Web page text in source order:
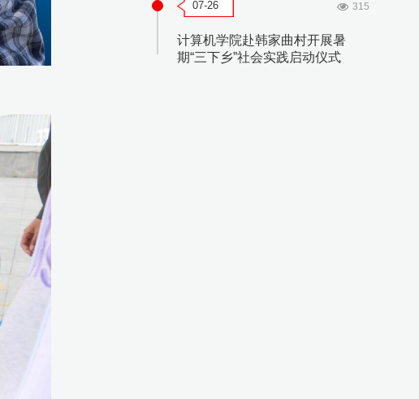
07-26 315
计算机学院赴韩家曲村开展暑
期“三下乡”社会实践启动仪式